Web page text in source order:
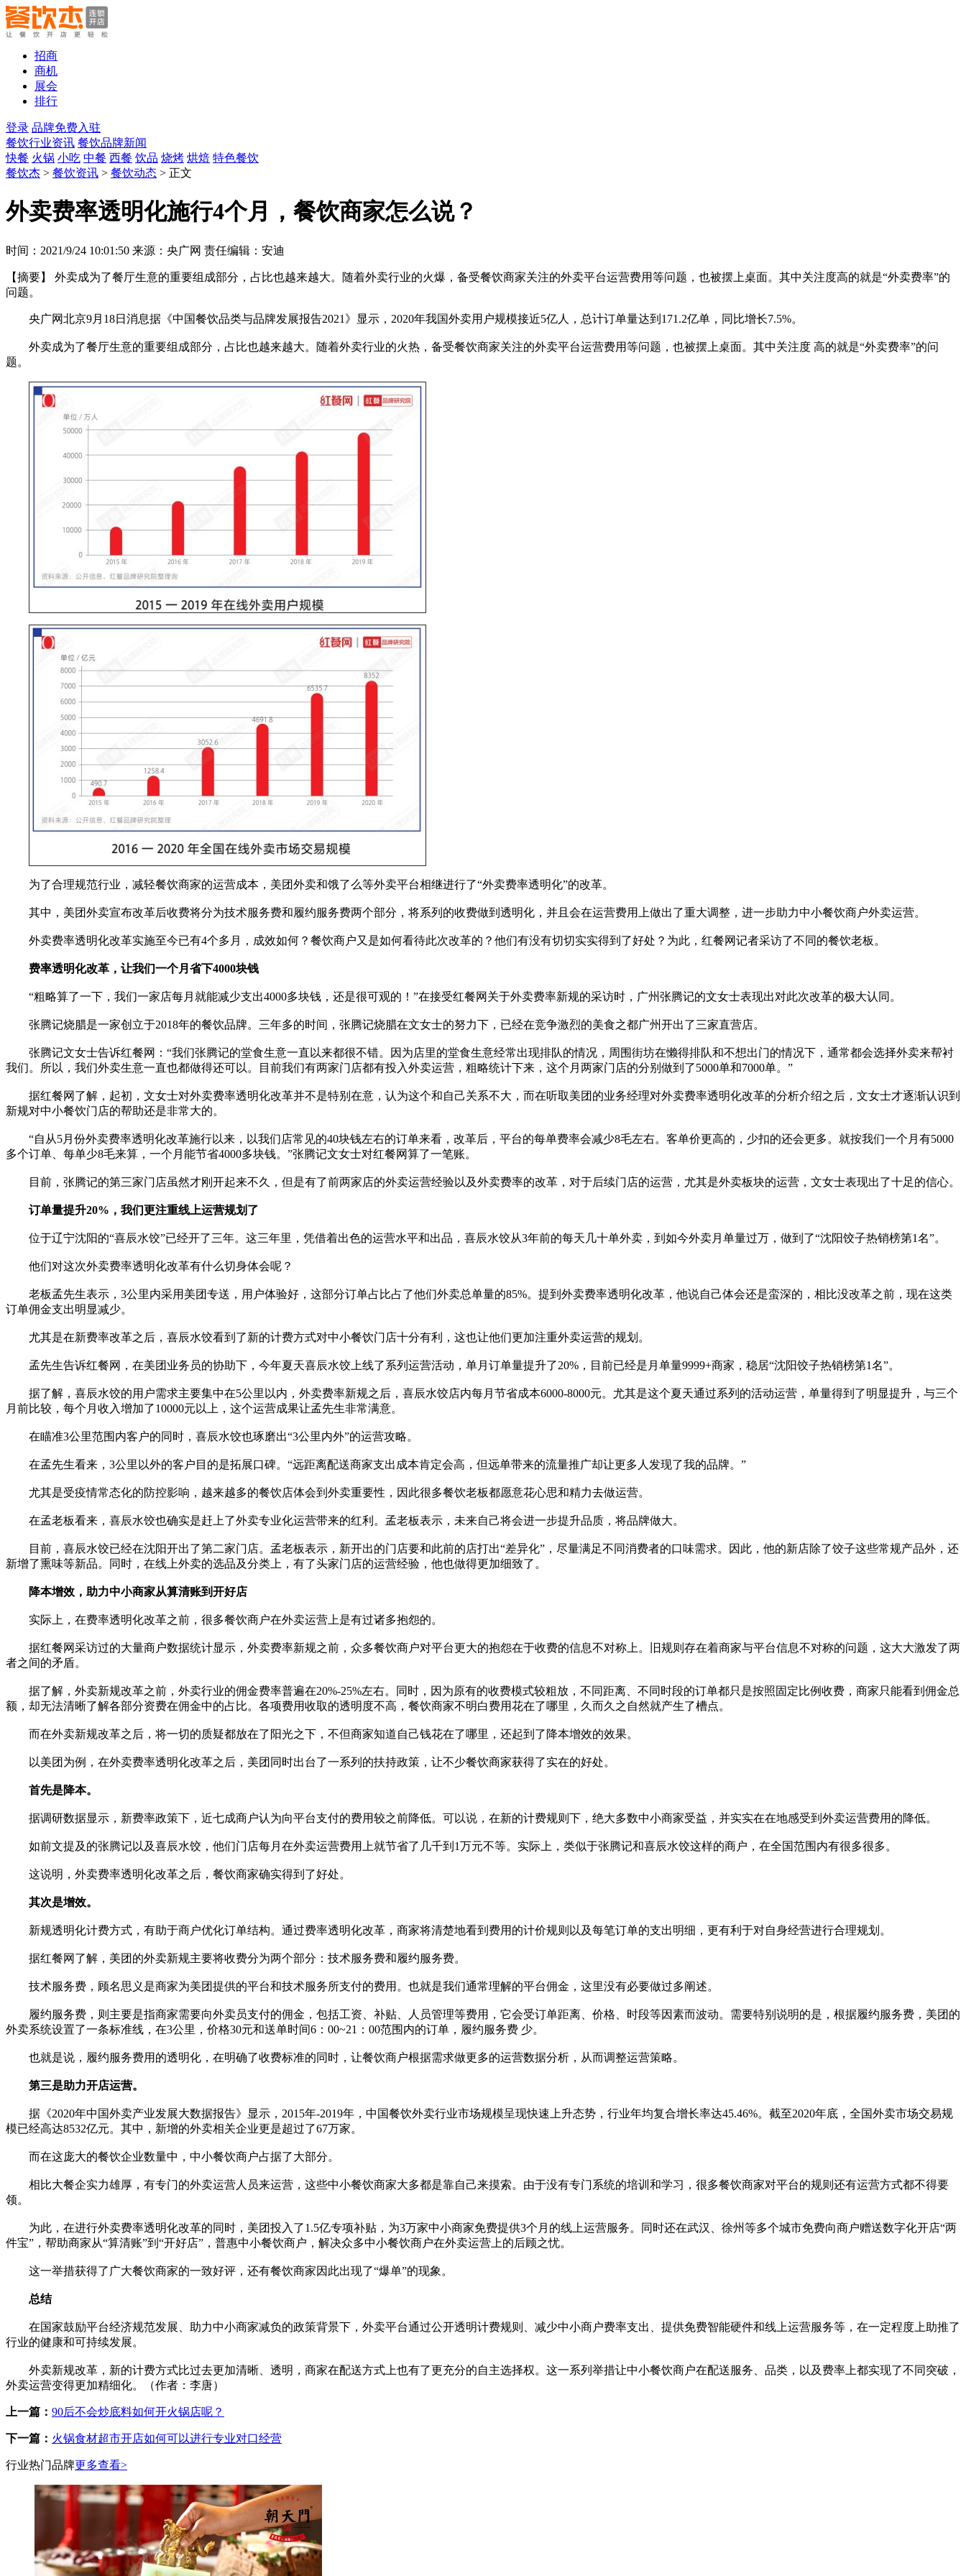
招商
商机
展会
排行
登录 品牌免费入驻
餐饮行业资讯 餐饮品牌新闻
快餐 火锅 小吃 中餐 西餐 饮品 烧烤 烘焙 特色餐饮
餐饮杰 > 餐饮资讯 > 餐饮动态 > 正文
外卖费率透明化施行4个月，餐饮商家怎么说？
时间：2021/9/24 10:01:50 来源：央广网 责任编辑：安迪
【摘要】
外卖成为了餐厅生意的重要组成部分，占比也越来越大。随着外卖行业的火爆，备受餐饮商家关注的外卖平台运营费用等问题，也被摆上桌面。其中关注度高的就是“外卖费率”的
问题。
央广网北京9月18日消息据《中国餐饮品类与品牌发展报告2021》显示，2020年我国外卖用户规模接近5亿人，总计订单量达到171.2亿单，同比增长7.5%。
外卖成为了餐厅生意的重要组成部分，占比也越来越大。随着外卖行业的火热，备受餐饮商家关注的外卖平台运营费用等问题，也被摆上桌面。其中关注度 高的就是“外卖费率”的问
题。
为了合理规范行业，减轻餐饮商家的运营成本，美团外卖和饿了么等外卖平台相继进行了“外卖费率透明化”的改革。
其中，美团外卖宣布改革后收费将分为技术服务费和履约服务费两个部分，将系列的收费做到透明化，并且会在运营费用上做出了重大调整，进一步助力中小餐饮商户外卖运营。
外卖费率透明化改革实施至今已有4个多月，成效如何？餐饮商户又是如何看待此次改革的？他们有没有切切实实得到了好处？为此，红餐网记者采访了不同的餐饮老板。
费率透明化改革，让我们一个月省下4000块钱
“粗略算了一下，我们一家店每月就能减少支出4000多块钱，还是很可观的！”在接受红餐网关于外卖费率新规的采访时，广州张腾记的文女士表现出对此次改革的极大认同。
张腾记烧腊是一家创立于2018年的餐饮品牌。三年多的时间，张腾记烧腊在文女士的努力下，已经在竞争激烈的美食之都广州开出了三家直营店。
张腾记文女士告诉红餐网：“我们张腾记的堂食生意一直以来都很不错。因为店里的堂食生意经常出现排队的情况，周围街坊在懒得排队和不想出门的情况下，通常都会选择外卖来帮衬
我们。所以，我们外卖生意一直也都做得还可以。目前我们有两家门店都有投入外卖运营，粗略统计下来，这个月两家门店的分别做到了5000单和7000单。”
据红餐网了解，起初，文女士对外卖费率透明化改革并不是特别在意，认为这个和自己关系不大，而在听取美团的业务经理对外卖费率透明化改革的分析介绍之后，文女士才逐渐认识到
新规对中小餐饮门店的帮助还是非常大的。
“自从5月份外卖费率透明化改革施行以来，以我们店常见的40块钱左右的订单来看，改革后，平台的每单费率会减少8毛左右。客单价更高的，少扣的还会更多。就按我们一个月有5000
多个订单、每单少8毛来算，一个月能节省4000多块钱。”张腾记文女士对红餐网算了一笔账。
目前，张腾记的第三家门店虽然才刚开起来不久，但是有了前两家店的外卖运营经验以及外卖费率的改革，对于后续门店的运营，尤其是外卖板块的运营，文女士表现出了十足的信心。
订单量提升20%，我们更注重线上运营规划了
位于辽宁沈阳的“喜辰水饺”已经开了三年。这三年里，凭借着出色的运营水平和出品，喜辰水饺从3年前的每天几十单外卖，到如今外卖月单量过万，做到了“沈阳饺子热销榜第1名”。
他们对这次外卖费率透明化改革有什么切身体会呢？
老板孟先生表示，3公里内采用美团专送，用户体验好，这部分订单占比占了他们外卖总单量的85%。提到外卖费率透明化改革，他说自己体会还是蛮深的，相比没改革之前，现在这类
订单佣金支出明显减少。
尤其是在新费率改革之后，喜辰水饺看到了新的计费方式对中小餐饮门店十分有利，这也让他们更加注重外卖运营的规划。
孟先生告诉红餐网，在美团业务员的协助下，今年夏天喜辰水饺上线了系列运营活动，单月订单量提升了20%，目前已经是月单量9999+商家，稳居“沈阳饺子热销榜第1名”。
据了解，喜辰水饺的用户需求主要集中在5公里以内，外卖费率新规之后，喜辰水饺店内每月节省成本6000-8000元。尤其是这个夏天通过系列的活动运营，单量得到了明显提升，与三个
月前比较，每个月收入增加了10000元以上，这个运营成果让孟先生非常满意。
在瞄准3公里范围内客户的同时，喜辰水饺也琢磨出“3公里内外”的运营攻略。
在孟先生看来，3公里以外的客户目的是拓展口碑。“远距离配送商家支出成本肯定会高，但远单带来的流量推广却让更多人发现了我的品牌。”
尤其是受疫情常态化的防控影响，越来越多的餐饮店体会到外卖重要性，因此很多餐饮老板都愿意花心思和精力去做运营。
在孟老板看来，喜辰水饺也确实是赶上了外卖专业化运营带来的红利。孟老板表示，未来自己将会进一步提升品质，将品牌做大。
目前，喜辰水饺已经在沈阳开出了第二家门店。孟老板表示，新开出的门店要和此前的店打出“差异化”，尽量满足不同消费者的口味需求。因此，他的新店除了饺子这些常规产品外，还
新增了熏味等新品。同时，在线上外卖的选品及分类上，有了头家门店的运营经验，他也做得更加细致了。
降本增效，助力中小商家从算清账到开好店
实际上，在费率透明化改革之前，很多餐饮商户在外卖运营上是有过诸多抱怨的。
据红餐网采访过的大量商户数据统计显示，外卖费率新规之前，众多餐饮商户对平台更大的抱怨在于收费的信息不对称上。旧规则存在着商家与平台信息不对称的问题，这大大激发了两
者之间的矛盾。
据了解，外卖新规改革之前，外卖行业的佣金费率普遍在20%-25%左右。同时，因为原有的收费模式较粗放，不同距离、不同时段的订单都只是按照固定比例收费，商家只能看到佣金总
额，却无法清晰了解各部分资费在佣金中的占比。各项费用收取的透明度不高，餐饮商家不明白费用花在了哪里，久而久之自然就产生了槽点。
而在外卖新规改革之后，将一切的质疑都放在了阳光之下，不但商家知道自己钱花在了哪里，还起到了降本增效的效果。
以美团为例，在外卖费率透明化改革之后，美团同时出台了一系列的扶持政策，让不少餐饮商家获得了实在的好处。
首先是降本。
据调研数据显示，新费率政策下，近七成商户认为向平台支付的费用较之前降低。可以说，在新的计费规则下，绝大多数中小商家受益，并实实在在地感受到外卖运营费用的降低。
如前文提及的张腾记以及喜辰水饺，他们门店每月在外卖运营费用上就节省了几千到1万元不等。实际上，类似于张腾记和喜辰水饺这样的商户，在全国范围内有很多很多。
这说明，外卖费率透明化改革之后，餐饮商家确实得到了好处。
其次是增效。
新规透明化计费方式，有助于商户优化订单结构。通过费率透明化改革，商家将清楚地看到费用的计价规则以及每笔订单的支出明细，更有利于对自身经营进行合理规划。
据红餐网了解，美团的外卖新规主要将收费分为两个部分：技术服务费和履约服务费。
技术服务费，顾名思义是商家为美团提供的平台和技术服务所支付的费用。也就是我们通常理解的平台佣金，这里没有必要做过多阐述。
履约服务费，则主要是指商家需要向外卖员支付的佣金，包括工资、补贴、人员管理等费用，它会受订单距离、价格、时段等因素而波动。需要特别说明的是，根据履约服务费，美团的
外卖系统设置了一条标准线，在3公里，价格30元和送单时间6：00~21：00范围内的订单，履约服务费 少。
也就是说，履约服务费用的透明化，在明确了收费标准的同时，让餐饮商户根据需求做更多的运营数据分析，从而调整运营策略。
第三是助力开店运营。
据《2020年中国外卖产业发展大数据报告》显示，2015年-2019年，中国餐饮外卖行业市场规模呈现快速上升态势，行业年均复合增长率达45.46%。截至2020年底，全国外卖市场交易规
模已经高达8532亿元。其中，新增的外卖相关企业更是超过了67万家。
而在这庞大的餐饮企业数量中，中小餐饮商户占据了大部分。
相比大餐企实力雄厚，有专门的外卖运营人员来运营，这些中小餐饮商家大多都是靠自己来摸索。由于没有专门系统的培训和学习，很多餐饮商家对平台的规则还有运营方式都不得要
领。
为此，在进行外卖费率透明化改革的同时，美团投入了1.5亿专项补贴，为3万家中小商家免费提供3个月的线上运营服务。同时还在武汉、徐州等多个城市免费向商户赠送数字化开店“两
件宝”，帮助商家从“算清账”到“开好店”，普惠中小餐饮商户，解决众多中小餐饮商户在外卖运营上的后顾之忧。
这一举措获得了广大餐饮商家的一致好评，还有餐饮商家因此出现了“爆单”的现象。
总结
在国家鼓励平台经济规范发展、助力中小商家减负的政策背景下，外卖平台通过公开透明计费规则、减少中小商户费率支出、提供免费智能硬件和线上运营服务等，在一定程度上助推了
行业的健康和可持续发展。
外卖新规改革，新的计费方式比过去更加清晰、透明，商家在配送方式上也有了更充分的自主选择权。这一系列举措让中小餐饮商户在配送服务、品类，以及费率上都实现了不同突破，
外卖运营变得更加精细化。（作者：李唐）
上一篇： 90后不会炒底料如何开火锅店呢？
下一篇： 火锅食材超市开店如何可以进行专业对口经营
行业热门品牌更多查看>